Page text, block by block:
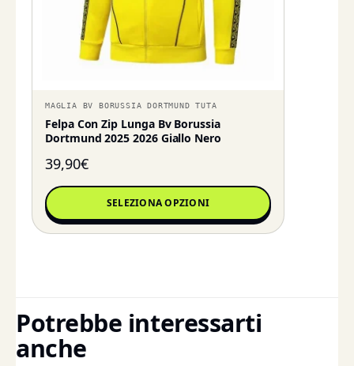
MAGLIA BV BORUSSIA DORTMUND TUTA
Felpa Con Zip Lunga Bv Borussia
Dortmund 2025 2026 Giallo Nero
39,90€
SELEZIONA OPZIONI
Potrebbe interessarti
anche